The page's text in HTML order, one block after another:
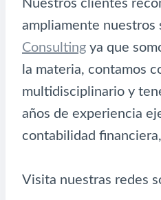
Nuestros clientes
ampliamente nuestros
Consulting ya que
la materia, contamos
multidisciplinario y
años de experiencia
contabilidad
Visita nuestras redes